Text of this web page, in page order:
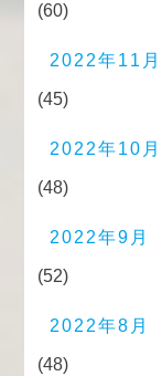
(60)
2022年11月
(45)
2022年10月
(48)
2022年9月
(52)
2022年8月
(48)